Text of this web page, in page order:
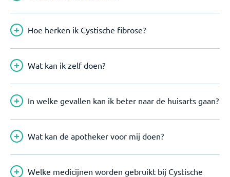
Hoe herken ik Cystische fibrose?
Wat kan ik zelf doen?
In welke gevallen kan ik beter naar de huisarts gaan?
Wat kan de apotheker voor mij doen?
Welke medicijnen worden gebruikt bij Cystische